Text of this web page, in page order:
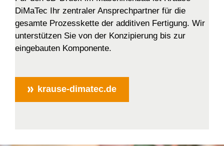
DiMaTec Ihr zentraler Ansprechpartner für die
gesamte Prozesskette der additiven Fertigung. Wir
unterstützen Sie von der Konzipierung bis zur
eingebauten Komponente.
krause-dimatec.de